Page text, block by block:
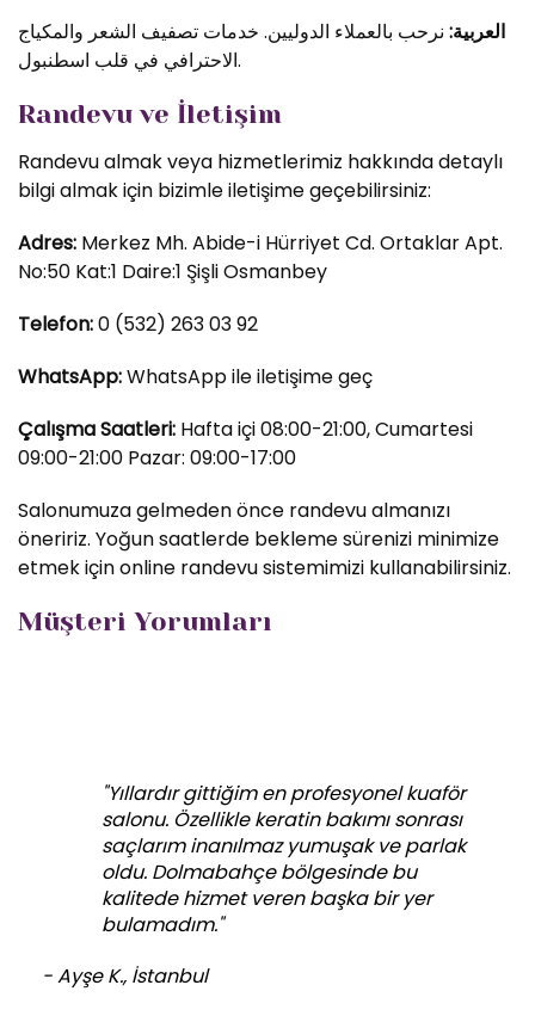
العربية: نرحب بالعملاء الدوليين. خدمات تصفيف الشعر والمكياج
الاحترافي في قلب اسطنبول.
Randevu ve İletişim
Randevu almak veya hizmetlerimiz hakkında detaylı
bilgi almak için bizimle iletişime geçebilirsiniz:
Adres: Merkez Mh. Abide-i Hürriyet Cd. Ortaklar Apt.
No:50 Kat:1 Daire:1 Şişli Osmanbey
Telefon:0 (532) 263 03 92
WhatsApp:WhatsApp ile iletişime geç
Çalışma Saatleri: Hafta içi 08:00-21:00, Cumartesi
09:00-21:00 Pazar: 09:00-17:00
Salonumuza gelmeden önce randevu almanızı
öneririz. Yoğun saatlerde bekleme sürenizi minimize
etmek için online randevu sistemimizi kullanabilirsiniz.
Müşteri Yorumları
"Yıllardır gittiğim en profesyonel kuaför
salonu. Özellikle keratin bakımı sonrası
saçlarım inanılmaz yumuşak ve parlak
oldu. Dolmabahçe bölgesinde bu
kalitede hizmet veren başka bir yer
bulamadım."
- Ayşe K., İstanbul